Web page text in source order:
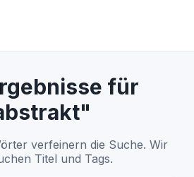
für
verfeinern die Suche. Wir
Titel und Tags.